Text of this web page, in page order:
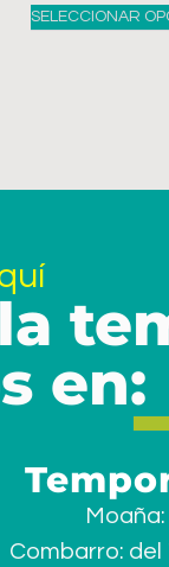
SELECCIONAR
en:
Combarro: del